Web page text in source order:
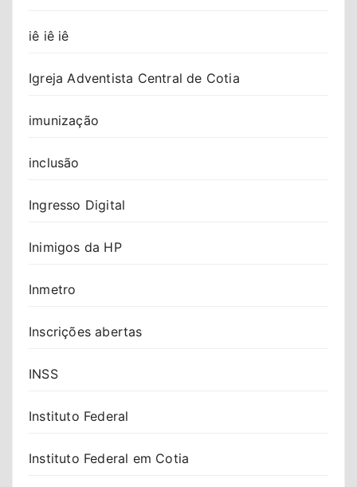
iê iê iê
Igreja Adventista Central de Cotia
imunização
inclusão
Ingresso Digital
Inimigos da HP
Inmetro
Inscrições abertas
INSS
Instituto Federal
Instituto Federal em Cotia